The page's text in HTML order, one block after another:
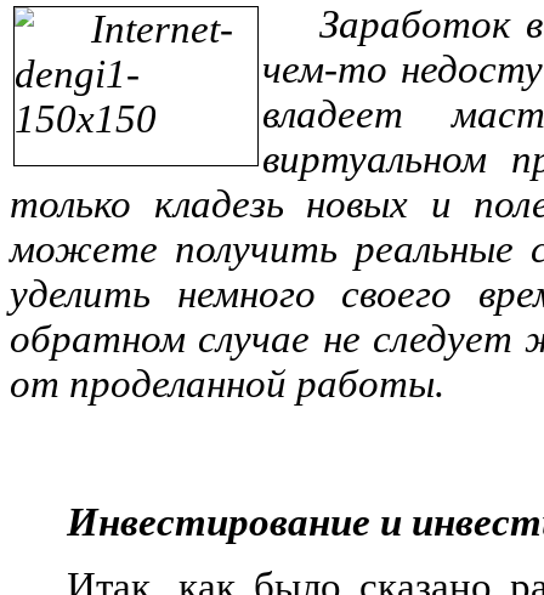
Заработок
чем-то
владеет
виртуальном
только кладезь новых и
можете получить реальные
уделить немного своего
обратном случае не
от проделанной работы.
Инвестирование и